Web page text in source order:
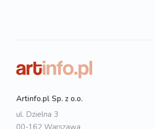
Artinfo.pl Sp. z o.o.
ul. Dzielna 3
00-162 Warszawa